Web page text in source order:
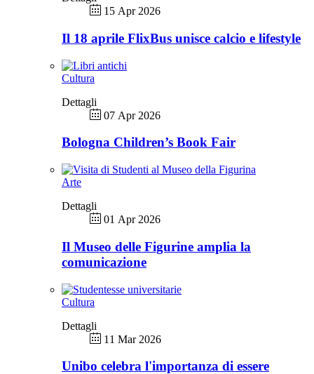
15 Apr 2026
Il 18 aprile FlixBus unisce calcio e lifestyle
Cultura
Dettagli
07 Apr 2026
Bologna Children’s Book Fair
Arte
Dettagli
01 Apr 2026
Il Museo delle Figurine amplia la
comunicazione
Cultura
Dettagli
11 Mar 2026
Unibo celebra l'importanza di essere